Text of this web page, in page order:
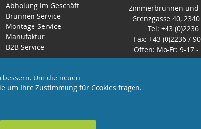
Abholung im Geschäft
Brunnen Service
Montage-Service
Manufaktur
B2B Service
Zimmerbrunnen und
Grenzgasse 40,
Tel: +43
Fax: +43 (0)2236 /
Offen: Mo-Fr: 9-17 -
Um die neuen
um Ihre Zustimmung für Cookies fragen.